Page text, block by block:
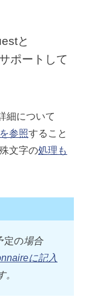
と
ポートして
細について
参照すること
文字の処理も
定の場合
に記入